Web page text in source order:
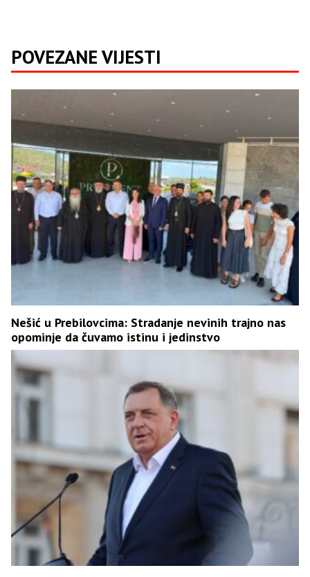
POVEZANE VIJESTI
Nešić u Prebilovcima: Stradanje nevinih trajno nas
opominje da čuvamo istinu i jedinstvo